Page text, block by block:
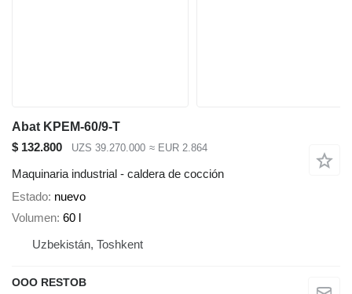
Abat KPEM-60/9-T
$ 132.800
UZS 39.270.000 ≈ EUR 2.864
Maquinaria industrial - caldera de cocción
Estado nuevo
Volumen 60 l
Uzbekistán, Toshkent
OOO RESTOB